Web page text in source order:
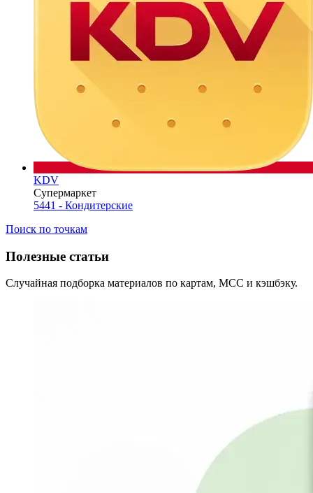
KDV
Супермаркет
5441 - Кондитерские
Поиск по точкам
Полезные статьи
Случайная подборка материалов по картам, MCC и кэшбэку.